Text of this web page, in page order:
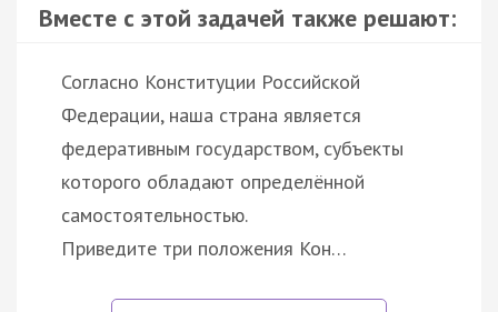
Вместе с этой задачей также решают:
Согласно Конституции Российской
Федерации, наша страна является
федеративным государством, субъекты
которого обладают определённой
самостоятельностью.
Приведите три положения Кон…